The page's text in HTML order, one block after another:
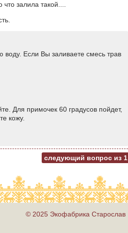
залила такой....
воду. Если Вы заливаете смесь трав
Для примочек 60 градусов пойдет,
кожу.
следующий вопрос из 1
© 2025 Экофабрика Старослав